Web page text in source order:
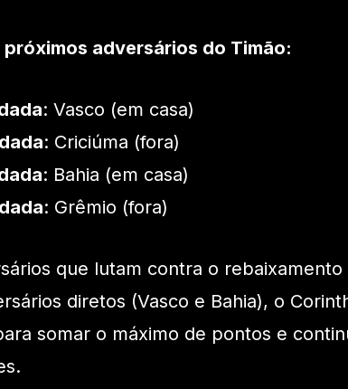
adversários do Timão:
: Vasco (em casa)
: Criciúma (fora)
: Bahia (em casa)
: Grêmio (fora)
que lutam contra o rebaixamento
diretos (Vasco e Bahia), o
somar o máximo de pontos e